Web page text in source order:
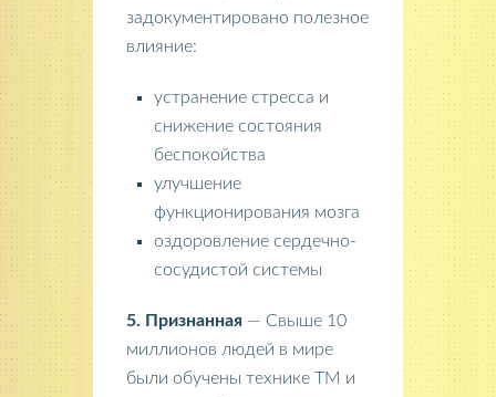
задокументировано полезное
влияние:
устранение стресса и
снижение состояния
беспокойства
улучшение
функционирования мозга
оздоровление сердечно-
сосудистой системы
5. Признанная — Свыше 10
миллионов людей в мире
были обучены технике ТМ и